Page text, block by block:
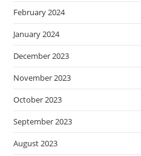
February 2024
January 2024
December 2023
November 2023
October 2023
September 2023
August 2023